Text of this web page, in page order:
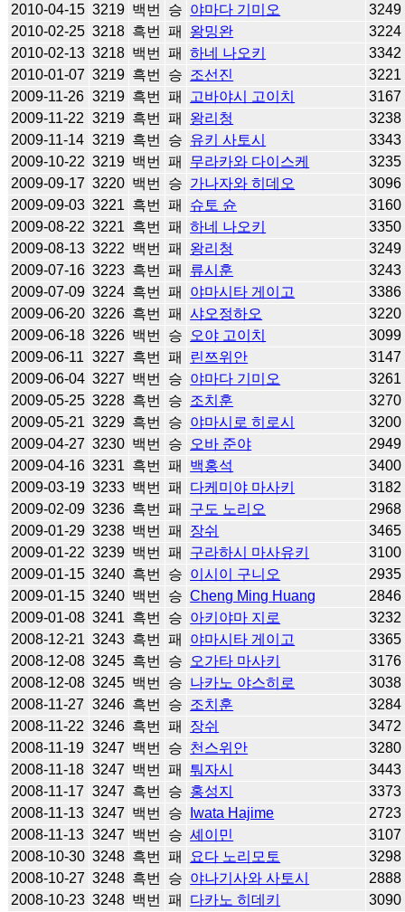
2010-04-15 3219 백번 승 야마다 기미오
3249
2010-02-25 3218 흑번 패 왕밍완
3224
2010-02-13 3218 백번 패 하네 나오키
3342
2010-01-07 3219 흑번 승 조선진
3221
2009-11-26 3219 흑번 패 고바야시 고이치
3167
2009-11-22 3219 흑번 패 왕리청
3238
2009-11-14 3219 흑번 승 유키 사토시
3343
2009-10-22 3219 백번 패 무라카와 다이스케
3235
2009-09-17 3220 백번 승 가나자와 히데오
3096
2009-09-03 3221 흑번 패 슈토 슌
3160
2009-08-22 3221 흑번 패 하네 나오키
3350
2009-08-13 3222 백번 패 왕리청
3249
2009-07-16 3223 흑번 패 류시훈
3243
2009-07-09 3224 흑번 패 야마시타 게이고
3386
2009-06-20 3226 흑번 패 샤오정하오
3220
2009-06-18 3226 백번 승 오야 고이치
3099
2009-06-11 3227 흑번 패 린쯔위안
3147
2009-06-04 3227 백번 승 야마다 기미오
3261
2009-05-25 3228 흑번 승 조치훈
3270
2009-05-21 3229 흑번 승 야마시로 히로시
3200
2009-04-27 3230 백번 승 오바 준야
2949
2009-04-16 3231 흑번 패 백홍석
3400
2009-03-19 3233 백번 패 다케미야 마사키
3182
2009-02-09 3236 흑번 패 구도 노리오
2968
2009-01-29 3238 백번 패 장쉬
3465
2009-01-22 3239 백번 패 구라하시 마사유키
3100
2009-01-15 3240 흑번 승 이시이 구니오
2935
2009-01-15 3240 백번 승 Cheng Ming Huang
2846
2009-01-08 3241 흑번 승 아키야마 지로
3232
2008-12-21 3243 흑번 패 야마시타 게이고
3365
2008-12-08 3245 흑번 승 오가타 마사키
3176
2008-12-08 3245 백번 승 나카노 야스히로
3038
2008-11-27 3246 흑번 승 조치훈
3284
2008-11-22 3246 흑번 패 장쉬
3472
2008-11-19 3247 백번 승 천스위안
3280
2008-11-18 3247 백번 패 퉈자시
3443
2008-11-17 3247 흑번 승 홍성지
3373
2008-11-13 3247 백번 승 Iwata Hajime
2723
2008-11-13 3247 백번 승 셰이민
3107
2008-10-30 3248 흑번 패 요다 노리모토
3298
2008-10-27 3248 흑번 승 야나기사와 사토시
2888
2008-10-23 3248 백번 패 다카노 히데키
3090